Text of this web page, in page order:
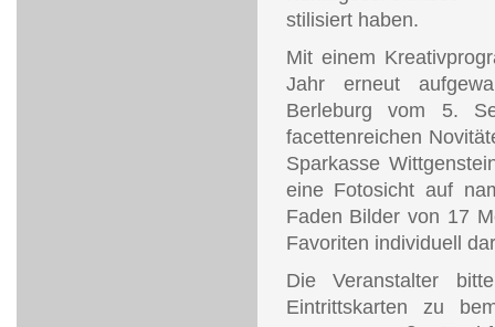
stilisiert haben.
Mit einem
Jahr erneut
Berleburg vom 5.
facettenreichen
Sparkasse
eine Fotosicht auf
Faden Bilder von 17
Favoriten individuell
Die Veranstalter
Eintrittskarten zu